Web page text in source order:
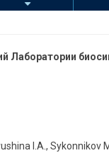
Лаборатории
A ., Sykonnikov